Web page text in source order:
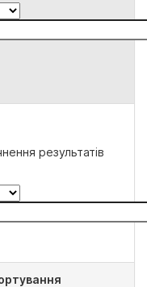
результатів